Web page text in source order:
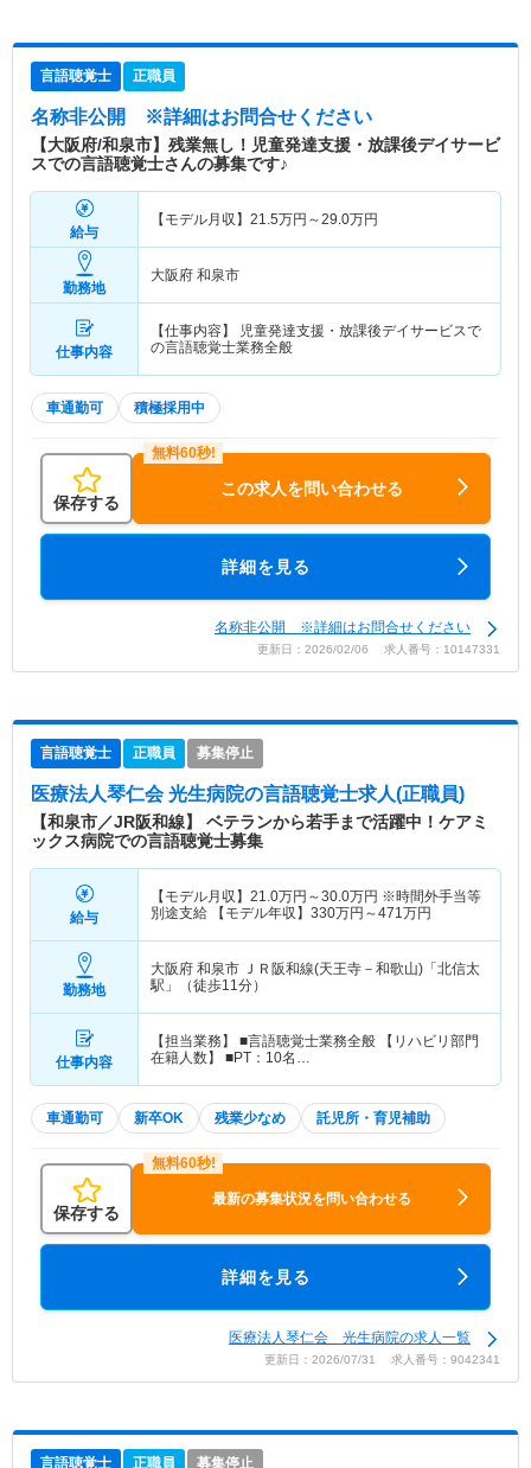
言語聴覚士 正職員
名称非公開 ※詳細はお問合せください
【大阪府/和泉市】残業無し！児童発達支援・放課後デイサービ
スでの言語聴覚士さんの募集です♪
給与
【モデル月収】 21.5万円～29.0万円
勤務地
大阪府 和泉市
仕事内容
【仕事内容】 児童発達支援・放課後デイサービスで
の言語聴覚士業務全般
車通勤可 積極採用中
保存する
この求人を問い合わせる
詳細を見る
名称非公開 ※詳細はお問合せください
更新日：2026/02/06 求人番号：10147331
言語聴覚士 正職員 募集停止
医療法人琴仁会 光生病院の言語聴覚士求人(正職員)
【和泉市／JR阪和線】 ベテランから若手まで活躍中！ケアミ
ックス病院での言語聴覚士募集
給与
【モデル月収】 21.0万円～30.0万円 ※時間外手当等
別途支給 【モデル年収】 330万円～471万円
勤務地
大阪府 和泉市 ＪＲ阪和線(天王寺－和歌山)「北信太
駅」（徒歩11分）
仕事内容
【担当業務】 ■言語聴覚士業務全般 【リハビリ部門
在籍人数】 ■PT：10名…
車通勤可 新卒OK 残業少なめ 託児所・育児補助
保存する
最新の募集状況を問い合わせる
詳細を見る
医療法人琴仁会 光生病院の求人一覧
更新日：2026/07/31 求人番号：9042341
言語聴覚士 正職員 募集停止